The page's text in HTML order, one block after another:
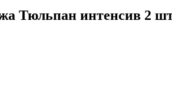
Тюльпан интенсив 2